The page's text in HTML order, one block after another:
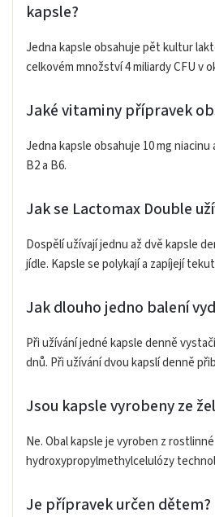
kapsle?
Jedna kapsle obsahuje pět kultur
celkovém množství 4 miliardy CFU v
Jaké vitaminy přípravek
Jedna kapsle obsahuje 10 mg niacinu
B2 a B6.
Jak se Lactomax Double
Dospělí užívají jednu až dvě kapsle
jídle. Kapsle se polykají a zapíjejí
Jak dlouho jedno balení
Při užívání jedné kapsle denně
dnů. Při užívání dvou kapslí denně
Jsou kapsle vyrobeny ze
Ne. Obal kapsle je vyroben z rostlinné
hydroxypropylmethylcelulózy
Je přípravek určen dětem?